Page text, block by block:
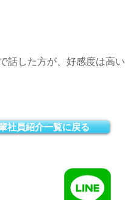
話した方が、好感度は高い
社員紹介一覧に戻る